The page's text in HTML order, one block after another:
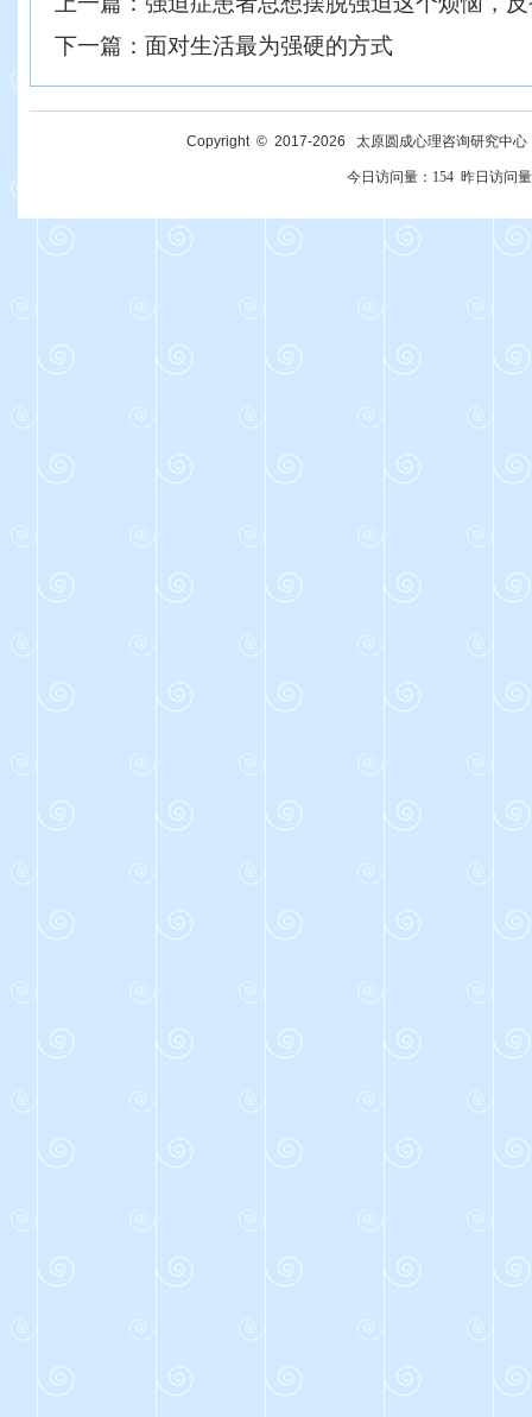
下一篇： 面对生活最为强硬的方式
Copyright © 2017-2026 太原圆成心理咨询研究中
今日访问量： 154 昨日访问